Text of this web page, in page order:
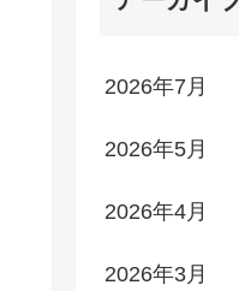
2026年7月
2026年5月
2026年4月
2026年3月